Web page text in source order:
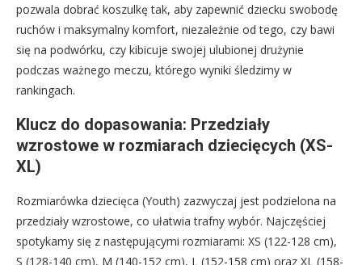
pozwala dobrać koszulkę tak, aby zapewnić dziecku swobodę
ruchów i maksymalny komfort, niezależnie od tego, czy bawi
się na podwórku, czy kibicuje swojej ulubionej drużynie
podczas ważnego meczu, którego wyniki śledzimy w
rankingach.
Klucz do dopasowania: Przedziały
wzrostowe w rozmiarach dziecięcych (XS-
XL)
Rozmiarówka dziecięca (Youth) zazwyczaj jest podzielona na
przedziały wzrostowe, co ułatwia trafny wybór. Najczęściej
spotykamy się z następującymi rozmiarami: XS (122-128 cm),
S (128-140 cm), M (140-152 cm), L (152-158 cm) oraz XL (158-